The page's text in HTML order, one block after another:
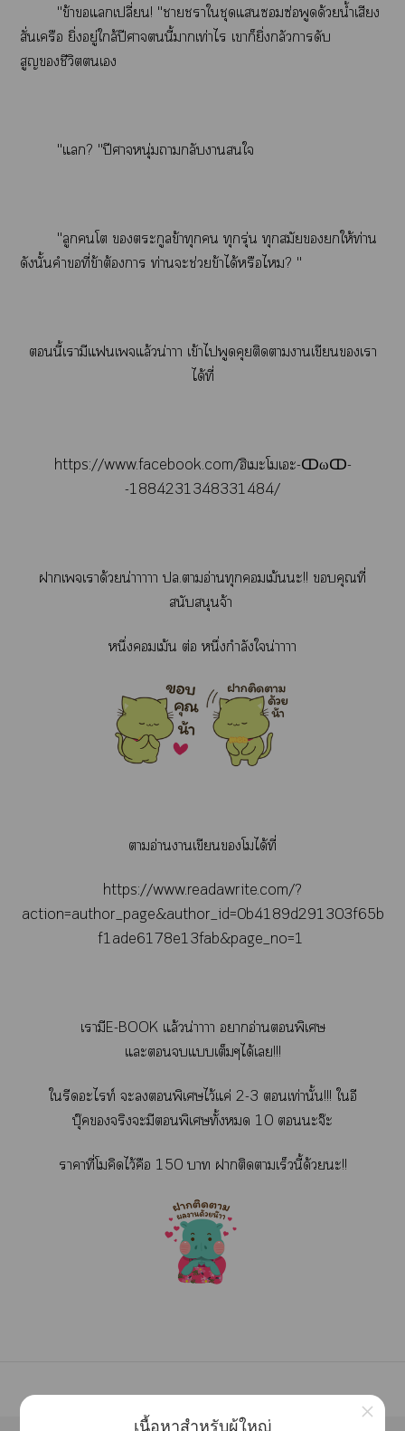
"ข้าแเปลี่ยน! "าาใชุดแซอมซ่อพูดด้วยน้ำเสียง
สั่นเครือ ยิ่งอยู่ใกล้ปีศาจนี้าเท่าไร เาก็ยิ่งกลัวาดับ
สูญชีวิตเ
"แ? "ปีศาจหนุ่มากลับาใ
"ลูกโ ตระกูลข้าทุก ทุกรุ่น ทุกสมัยให้ท่าน
ดังนั้นคำขอที่ข้าต้องา ท่านะช่วยข้าได้หรือไ? "
นี้เามีแเจแล้วน่าาา เข้าไพูดคุยติดาาเขียนเา
ได้ที่
https://www.facebook.com/ฮิเะโเะ-ↀωↀ-
-1884231348331484/
าเเาด้วยน่าาาาา ปล.าอ่านทุกเม้นะ!! คุณที่
สนับสนุนจ้า
หนึ่งเม้น ต่อ หนึ่งกำลังใน่าาาา
าอ่านาเขียนโได้ที่
https://www.readawrite.com/?
action=author_page&author_id=0b4189d291303f65b
f1ade6178e13fab&page_no=1
เามีE-BOOK แล้วน่าาาา าอ่านพิเศษ
แะแเต็มๆได้เ!!!
ใรีดะไท์ ะพิเศษไว้แค่ 2-3 เท่านั้น!!! ใอี
บุ๊คจริงะมีพิเศษทั้ง 10 ะจ๊ะ
าาที่โคิดไว้คือ 150 า าติดาเร็วนี้ด้วยะ!!
เนื้อหาสำหรับผู้ใหญ่
×